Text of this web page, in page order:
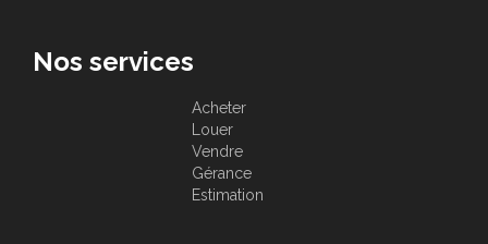
Nos services
Acheter
Louer
Vendre
Gérance
Estimation